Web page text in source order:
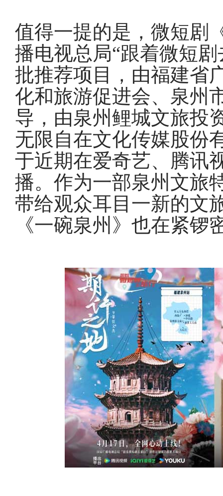
值得一提的是，微短剧
播电视总局“跟着微短
批推荐项目，由福建省
化和旅游促进会、泉州
导，由泉州鲤城文旅投
无限自在文化传媒股份
于近期在爱奇艺、腾讯
播。作为一部泉州文旅
带给观众耳目一新的文
《一碗泉州》也在紧锣